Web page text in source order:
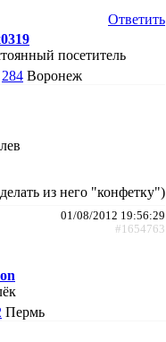
Ответить
посетитель
284 Воронеж
из него "конфетку")
01/08/2012 19:56:29
#1654763
Пермь